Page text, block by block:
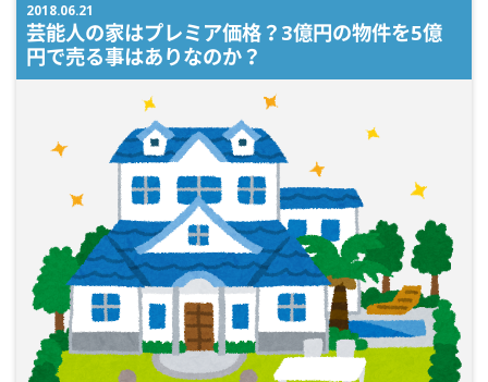
2018.06.21
芸能人の家はプレミア価格？3億円の物件を5億
円で売る事はありなのか？